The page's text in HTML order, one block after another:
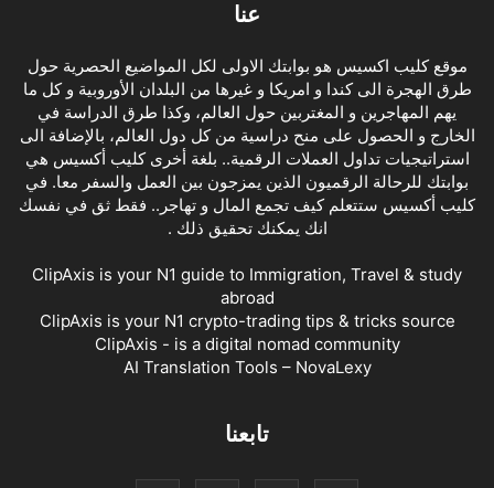
عنا
موقع كليب اكسيس هو بوابتك الاولى لكل المواضيع الحصرية حول
طرق الهجرة الى كندا و امريكا و غيرها من البلدان الأوروبية و كل ما
يهم المهاجرين و المغتربين حول العالم، وكذا طرق الدراسة في
الخارج و الحصول على منح دراسية من كل دول العالم، بالإضافة الى
استراتيجيات تداول العملات الرقمية.. بلغة أخرى كليب أكسيس هي
بوابتك للرحالة الرقميون الذين يمزجون بين العمل والسفر معا. في
كليب أكسيس ستتعلم كيف تجمع المال و تهاجر.. فقط ثق في نفسك
انك يمكنك تحقيق ذلك .
ClipAxis is your N1 guide to Immigration, Travel & study
abroad
ClipAxis is your N1 crypto-trading tips & tricks source
ClipAxis - is a digital nomad community
AI Translation Tools – NovaLexy
تابعنا